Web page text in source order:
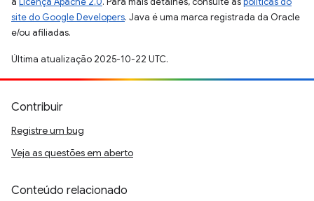
site do Google Developers. Java é uma marca registrada da Oracle
e/ou afiliadas.
Última atualização 2025-10-22 UTC.
Contribuir
Registre um bug
Veja as questões em aberto
Conteúdo relacionado